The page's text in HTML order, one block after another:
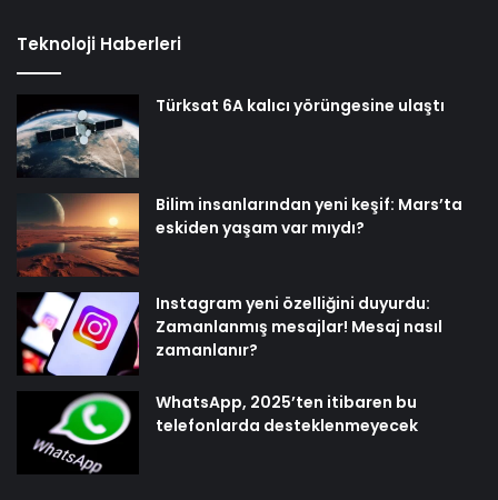
Teknoloji Haberleri
Türksat 6A kalıcı yörüngesine ulaştı
Bilim insanlarından yeni keşif: Mars’ta
eskiden yaşam var mıydı?
Instagram yeni özelliğini duyurdu:
Zamanlanmış mesajlar! Mesaj nasıl
zamanlanır?
WhatsApp, 2025’ten itibaren bu
telefonlarda desteklenmeyecek